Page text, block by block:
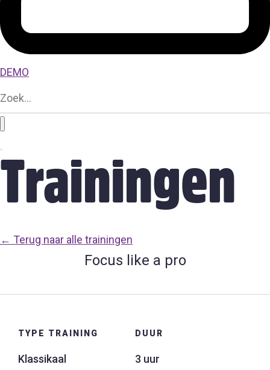
DEMO
Trainingen
← Terug naar alle trainingen
Focus like a pro
TYPE TRAINING
Klassikaal
DUUR
3 uur